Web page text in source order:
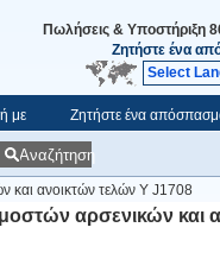
Πωλήσεις & Υποστήριξη
Ζητήστε ένα
Select
με Ζητήστε ένα
Αναζήτηση
και ανοικτών τελών Υ J1708
αρσενικών και